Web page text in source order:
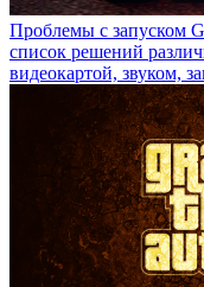
Проблемы с запуском
список решений
видеокартой, звуком,